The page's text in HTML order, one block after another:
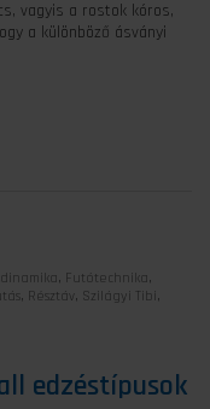
vagyis a rostok kóros,
a különböző ásványi
, Futótechnika,
, Résztáv , Szilágyi Tibi,
edzéstípusok